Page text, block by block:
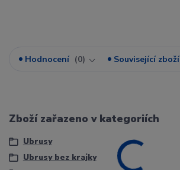
Hodnocení 0 Související zboží
Zboží zařazeno v kategoriích
Ubrusy
Ubrusy bez krajky